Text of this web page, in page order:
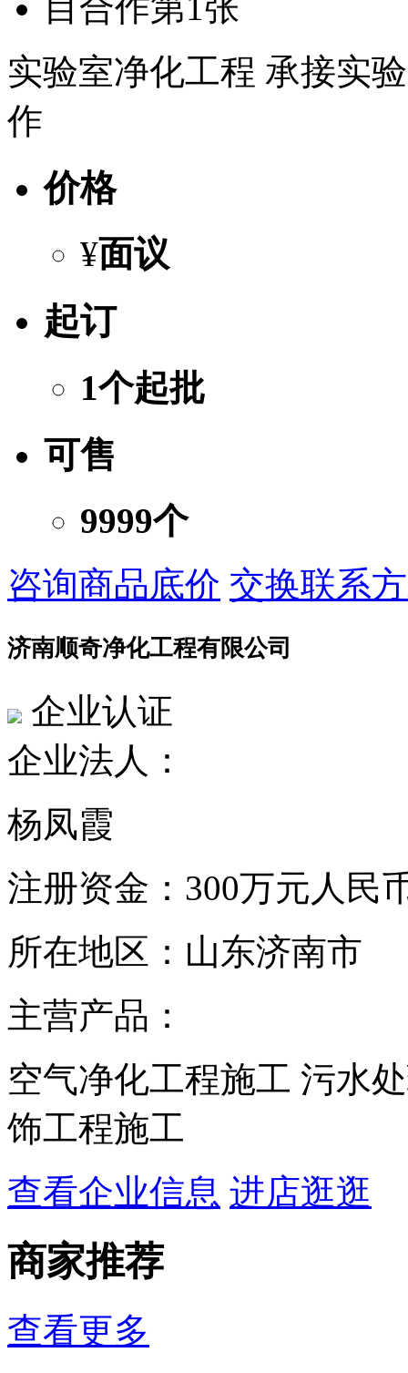
实验室净化工程 承接实
作
价格
¥面议
起订
1个起批
可售
9999个
咨询商品底价 交换联系
济南顺奇净化工程有限公司
企业认证
企业法人：
杨凤霞
注册资金： 300万元人民
所在地区： 山东济南市
主营产品：
空气净化工程施工 污水
饰工程施工
查看企业信息 进店逛逛
商家推荐
查看更多